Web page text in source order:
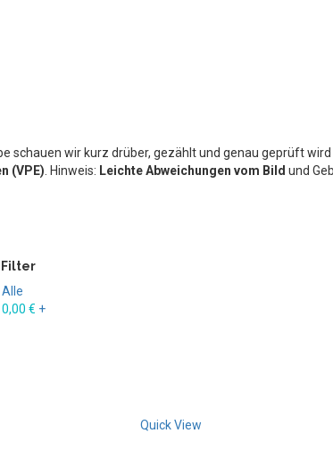
schauen wir kurz drüber, gezählt und genau geprüft
(VPE). Hinweis: Leichte Abweichungen vom Bild und
Filter
Alle
0,00 € +
Quick View